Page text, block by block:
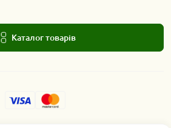
Каталог товарів